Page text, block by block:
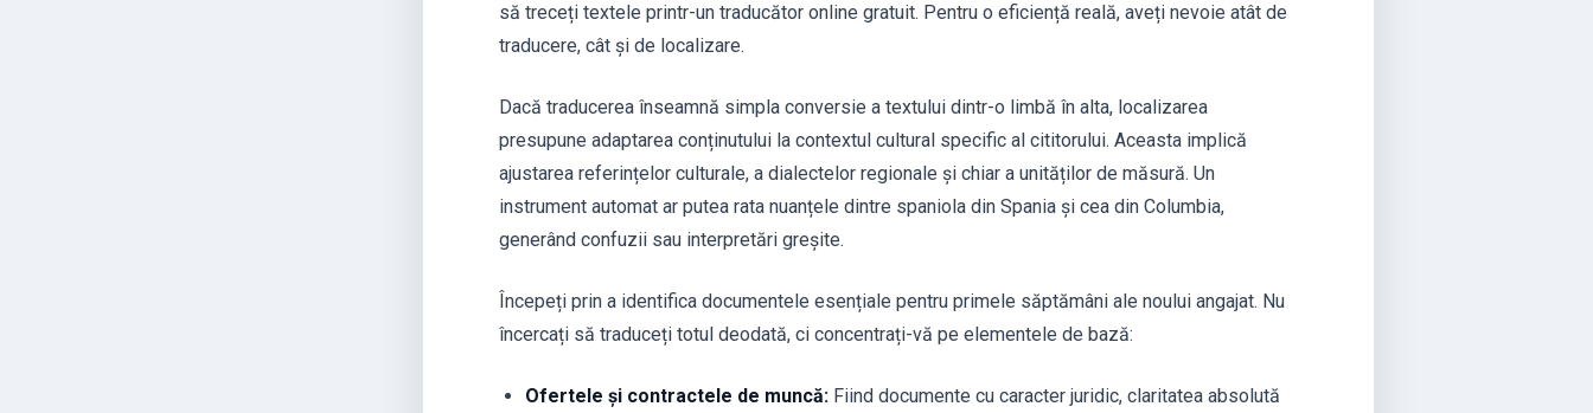
să treceți textele printr-un traducător online gratuit. Pentru o eficiență reală, aveți nevoie atât de
traducere, cât și de localizare.
Dacă traducerea înseamnă simpla conversie a textului dintr-o limbă în alta, localizarea
presupune adaptarea conținutului la contextul cultural specific al cititorului. Aceasta implică
ajustarea referințelor culturale, a dialectelor regionale și chiar a unităților de măsură. Un
instrument automat ar putea rata nuanțele dintre spaniola din Spania și cea din Columbia,
generând confuzii sau interpretări greșite.
Începeți prin a identifica documentele esențiale pentru primele săptămâni ale noului angajat. Nu
încercați să traduceți totul deodată, ci concentrați-vă pe elementele de bază:
Ofertele și contractele de muncă: Fiind documente cu caracter juridic, claritatea absolută